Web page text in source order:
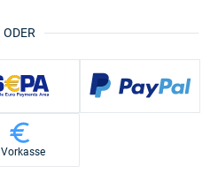
ODER
Vorkasse